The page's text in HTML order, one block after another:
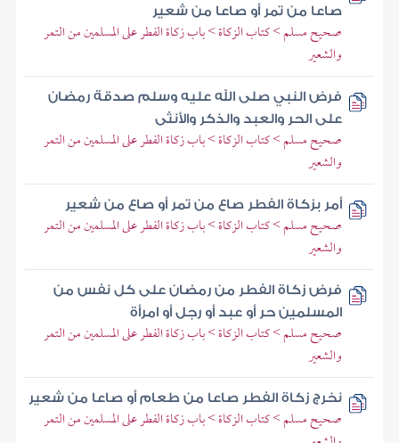
صاعا من تمر أو صاعا من شعير
صحيح مسلم > كتاب الزكاة > باب زكاة الفطر على المسلمين من التمر
والشعير
فرض النبي صلى الله عليه وسلم صدقة رمضان
على الحر والعبد والذكر والأنثى
صحيح مسلم > كتاب الزكاة > باب زكاة الفطر على المسلمين من التمر
والشعير
أمر بزكاة الفطر صاع من تمر أو صاع من شعير
صحيح مسلم > كتاب الزكاة > باب زكاة الفطر على المسلمين من التمر
والشعير
فرض زكاة الفطر من رمضان على كل نفس من
المسلمين حر أو عبد أو رجل أو امرأة
صحيح مسلم > كتاب الزكاة > باب زكاة الفطر على المسلمين من التمر
والشعير
نخرج زكاة الفطر صاعا من طعام أو صاعا من شعير
صحيح مسلم > كتاب الزكاة > باب زكاة الفطر على المسلمين من التمر